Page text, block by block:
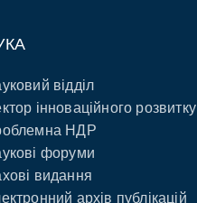
відділ
інноваційного розвитку
НДР
форуми
видання
архів публікацій